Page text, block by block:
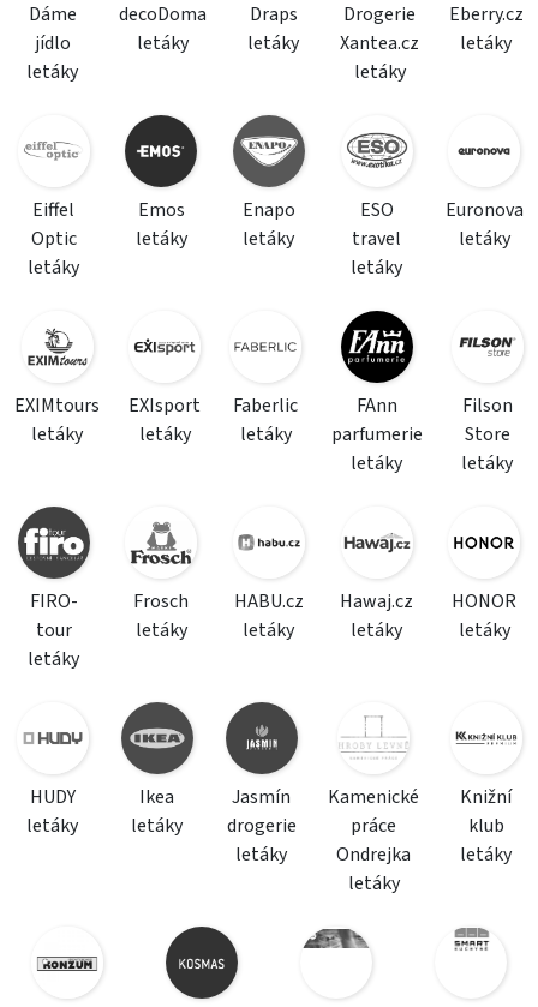
Dáme
jídlo
letáky
decoDoma
letáky
Draps
letáky
Drogerie
Xantea.cz
letáky
Eberry.cz
letáky
Eiffel
Optic
letáky
Emos
letáky
Enapo
letáky
ESO
travel
letáky
Euronova
letáky
EXIMtours
letáky
EXIsport
letáky
Faberlic
letáky
FAnn
parfumerie
letáky
Filson
Store
letáky
FIRO-
tour
letáky
Frosch
letáky
HABU.cz
letáky
Hawaj.cz
letáky
HONOR
letáky
HUDY
letáky
Ikea
letáky
Jasmín
drogerie
letáky
Kamenické
práce
Ondrejka
letáky
Knižní
klub
letáky